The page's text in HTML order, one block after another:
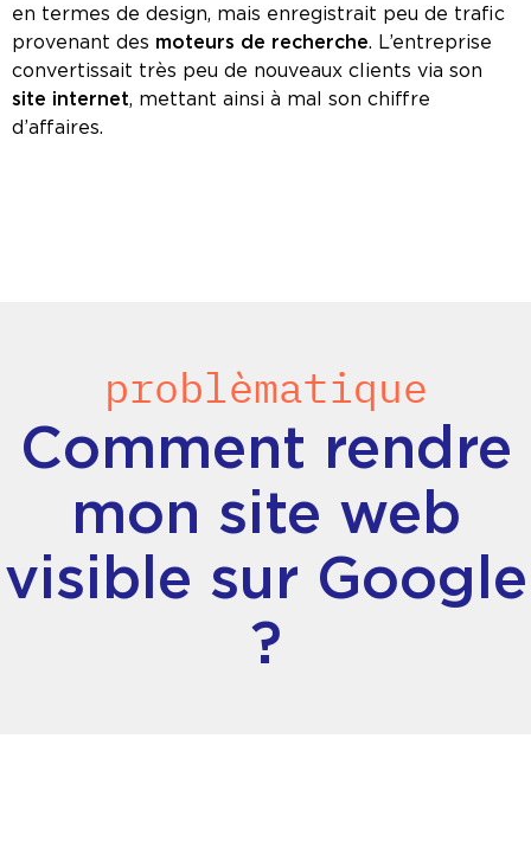
en termes de design, mais enregistrait peu de trafic
provenant des moteurs de recherche. L’entreprise
convertissait très peu de nouveaux clients via son
site internet, mettant ainsi à mal son chiffre
d’affaires.
problèmatique
Comment rendre
mon site web
visible sur Google
?